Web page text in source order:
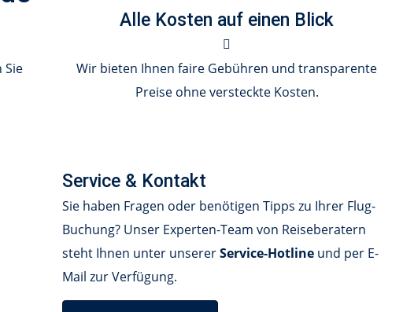
Sie
Alle Kosten auf einen Blick
Wir bieten Ihnen faire Gebühren und transparente
Preise ohne versteckte Kosten.
Service & Kontakt
Sie haben Fragen oder benötigen Tipps zu Ihrer Flug-
Buchung? Unser Experten-Team von Reiseberatern
steht Ihnen unter unsererService-Hotline und per E-
Mail zur Verfügung.